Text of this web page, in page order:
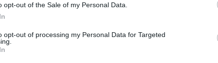
opt-out of the Sale of my Personal Data.
opt-out of processing my Personal Data for Targeted